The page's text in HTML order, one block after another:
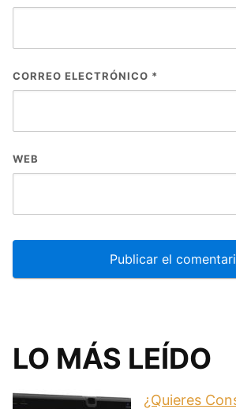
CORREO ELECTRÓNICO *
WEB
LO MÁS LEÍDO
¿Quieres